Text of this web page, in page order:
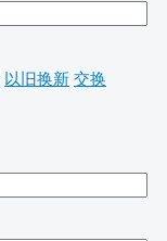
以旧换新 交换